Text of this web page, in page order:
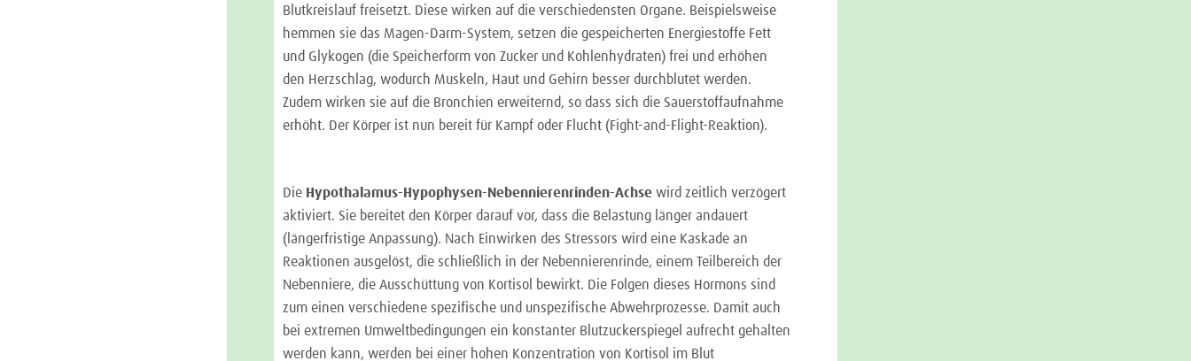
Blutkreislauf freisetzt. Diese wirken auf die verschiedensten Organe. Beispielsweise
hemmen sie das Magen-Darm-System, setzen die gespeicherten Energiestoffe Fett
und Glykogen (die Speicherform von Zucker und Kohlenhydraten) frei und erhöhen
den Herzschlag, wodurch Muskeln, Haut und Gehirn besser durchblutet werden.
Zudem wirken sie auf die Bronchien erweiternd, so dass sich die Sauerstoffaufnahme
erhöht. Der Körper ist nun bereit für Kampf oder Flucht (Fight-and-Flight-Reaktion).
Die Hypothalamus-Hypophysen-Nebennierenrinden-Achse wird zeitlich verzögert
aktiviert. Sie bereitet den Körper darauf vor, dass die Belastung länger andauert
(längerfristige Anpassung). Nach Einwirken des Stressors wird eine Kaskade an
Reaktionen ausgelöst, die schließlich in der Nebennierenrinde, einem Teilbereich der
Nebenniere, die Ausschüttung von Kortisol bewirkt. Die Folgen dieses Hormons sind
zum einen verschiedene spezifische und unspezifische Abwehrprozesse. Damit auch
bei extremen Umweltbedingungen ein konstanter Blutzuckerspiegel aufrecht gehalten
werden kann, werden bei einer hohen Konzentration von Kortisol im Blut